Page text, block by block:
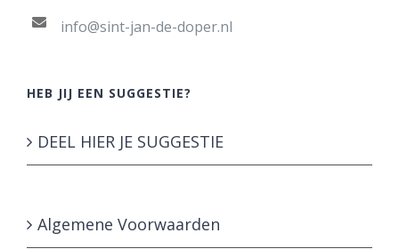
info@sint-jan-de-doper.nl
HEB JIJ EEN SUGGESTIE?
DEEL HIER JE SUGGESTIE
Algemene Voorwaarden